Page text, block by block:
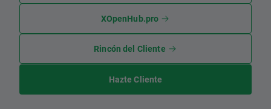
XOpenHub.pro
Rincón del Cliente
Hazte Cliente